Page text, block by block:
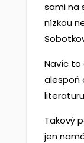
sami na
nízkou
Navíc to
alespoň
Takový
jen